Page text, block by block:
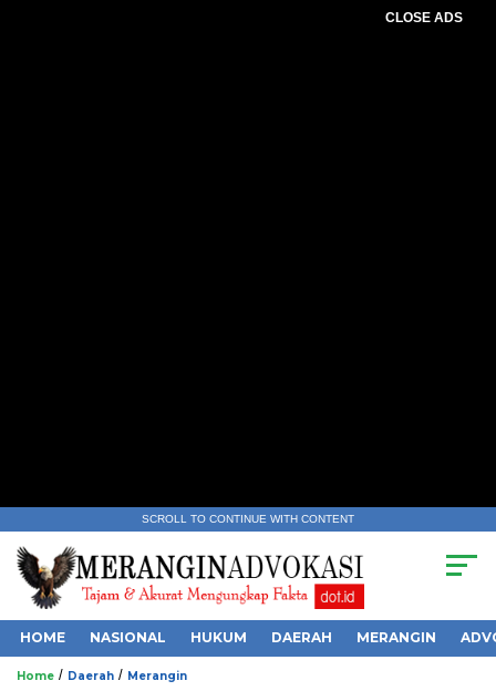
CLOSE ADS
SCROLL TO CONTINUE WITH CONTENT
HOME NASIONAL HUKUM DAERAH MERANGIN
Home / Daerah / Merangin